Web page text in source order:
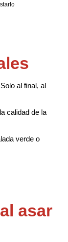
al final, al
calidad de la
verde o
asar